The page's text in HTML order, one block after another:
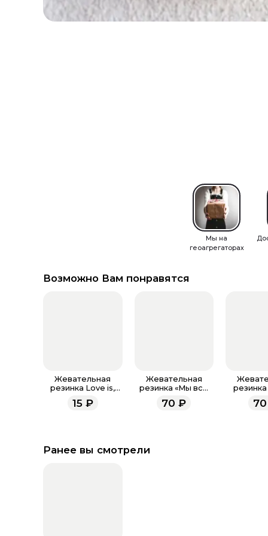
Мы на
геоагрегаторах
Возможно Вам понравятся
Жевательная
резинка Love is,
15₽
Жевательная
резинка «Мы всё
фруктовым
70 ₽ 70
Ранее вы смотрели